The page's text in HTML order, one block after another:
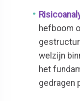
hefboom
welzijn
het
gedragen